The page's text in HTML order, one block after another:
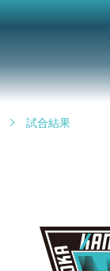
試合結果